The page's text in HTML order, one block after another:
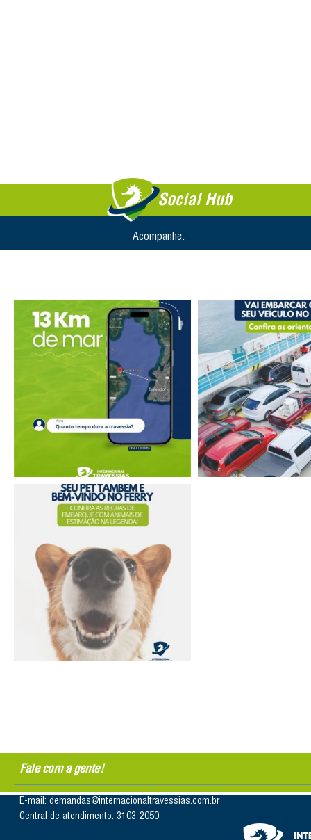
Social Hub
Acompanhe:
Fale com a gente!
E-mail: demandas@internacionaltravessias.com.br
Central de atendimento: 3103-2050